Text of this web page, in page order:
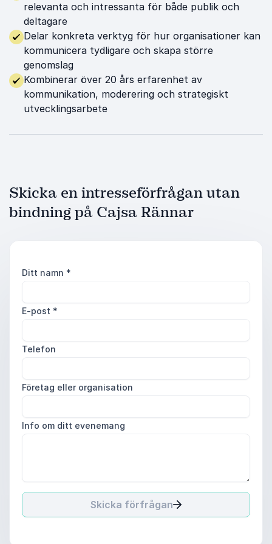
relevanta och intressanta för både publik och
deltagare
Delar konkreta verktyg för hur organisationer kan
kommunicera tydligare och skapa större
genomslag
Kombinerar över 20 års erfarenhet av
kommunikation, moderering och strategiskt
utvecklingsarbete
Skicka en intresseförfrågan utan
bindning på Cajsa Rännar
Ditt namn *
E-post *
Telefon
Företag eller organisation
Info om ditt evenemang
Skicka förfrågan